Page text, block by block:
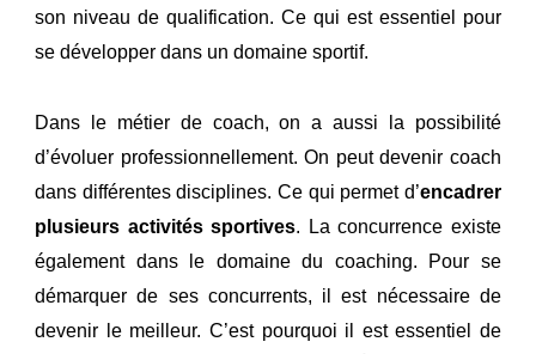
son niveau de qualification. Ce qui est essentiel pour
se développer dans un domaine sportif.
Dans le métier de coach, on a aussi la possibilité
d’évoluer professionnellement. On peut devenir coach
dans différentes disciplines. Ce qui permet d’encadrer
plusieurs activités sportives. La concurrence existe
également dans le domaine du coaching. Pour se
démarquer de ses concurrents, il est nécessaire de
devenir le meilleur. C’est pourquoi il est essentiel de